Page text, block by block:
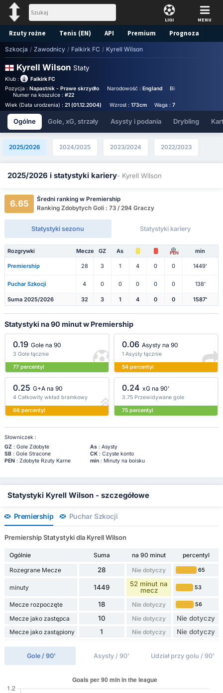
LIGI MENU
Rzuty rożne Tenis (EN) API Premium Prognoza
Szkocja / Zawodnicy / Falkirk FC / Kyrell Wilson
Kyrell Wilson Staty
Klub :
Falkirk FC
Pozycja : Napastnik - Prawe skrzydło Narodowość : England Birthplace :
Numer na koszulce : #22
Wiek (Data urodzenia) : 21 (01.12.2004) Wzrost : 173cm Waga :70kg
Ogólne Gole, xG, strzały Asysty i podania Drybling
2025/2026 2024/2025 2023/2024 2022/2023
2025/2026 i statystyki kariery- Kyrell Wilson
6.65
Średni ranking w Premiership
Ranking Zdobytych Goli : 73 / 294 Graczy
Statystyki sezonu Statystyki kariery
Rozgrywki Mecze GZ As PEN min
Premiership 28 3 1 4 0 0 1449'
Puchar Szkocji 4 0 0 0 0 0 138'
Suma 2025/2026 32 3 1 4 0 0 1587'
Statystyki na 90 minut w Premiership
0.19 Gole na 90
3 Gole łącznie
77 percentyl
0.06 Asysty na 90
1 Asysty łącznie
54 percentyl
0.25 G+A na 90
4 Całkowity wkład bramkowy
66 percentyl
0.24 xG na 90'
3.75 Przewidywane gole
75 percentyl
Słowniczek :
GZ: Gole Zdobyte As: Asysty
SB: Gole Stracone CK: Czyste konto
PEN: Zdobyte Rzuty Karne min: Minuty na boisku
Statystyki Kyrell Wilson - szczegółowe
Premiership Puchar Szkocji
Premiership Statystyki dla Kyrell Wilson
Ogólnie Suma na 90 minut
percentyl
Rozegrane Mecze
28 Nie dotyczy 65
minuty 1449
52 minut na
mecz
53
Mecze rozpoczęte 18 Nie dotyczy 56
Mecze jako zastępca 10 Nie dotyczy Nie dotyczy
Mecze jako zastąpiony 1 Nie dotyczy Nie dotyczy
Gole / 90' Asysty / 90' Udział przy golu / 90'